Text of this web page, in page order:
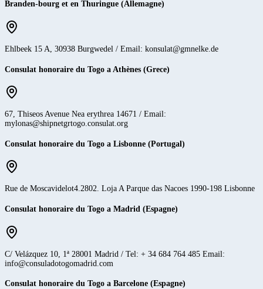
Branden-bourg et en Thuringue (Allemagne)
Ehlbeek 15 A, 30938 Burgwedel / Email: konsulat@gmnelke.de
Consulat honoraire du Togo a Athènes (Grece)
67, Thiseos Avenue Nea erythrea 14671 / Email:
mylonas@shipnetgrtogo.consulat.org
Consulat honoraire du Togo a Lisbonne (Portugal)
Rue de Moscavidelot4.2802. Loja A Parque das Nacoes 1990-198 Lisbonne
Consulat honoraire du Togo a Madrid (Espagne)
C/ Velázquez 10, 1ª 28001 Madrid / Tel: + 34 684 764 485 Email:
info@consuladotogomadrid.com
Consulat honoraire du Togo a Barcelone (Espagne)